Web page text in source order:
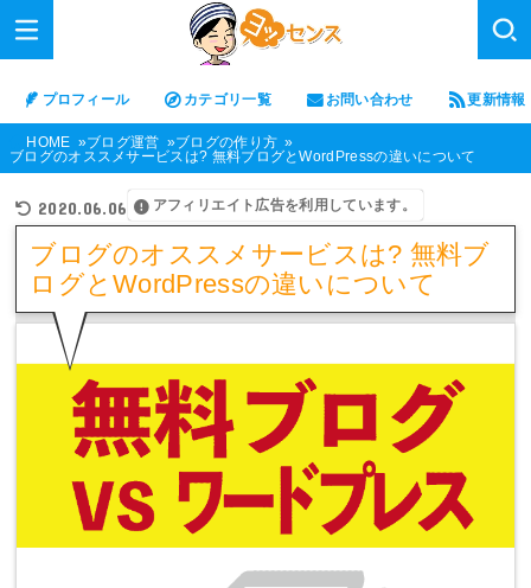
プロフィール カテゴリ一覧 お問い合わせ 更新情報
HOME ブログ運営
ブログの作り方
ブログのオススメサービスは? 無料ブログとWordPressの違いについて
2020.06.06 アフィリエイト広告を利用しています。
ブログのオススメサービスは? 無料ブ
ログとWordPressの違いについて